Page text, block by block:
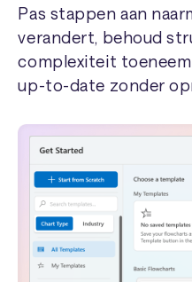
Pas stappen aan
verandert, behoud
complexiteit
up-to-date zonder